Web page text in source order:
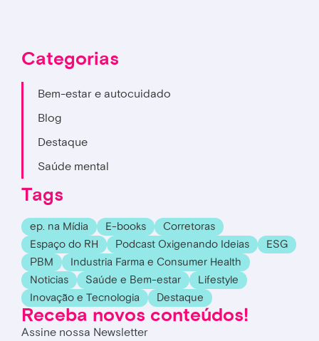
Categorias
Bem-estar e autocuidado
Blog
Destaque
Saúde mental
Tags
ep. na Mídia E-books
Corretoras
Espaço do RH
Podcast Oxigenando Ideias
ESG
PBM
Industria Farma e Consumer Health
Noticias
Saúde e Bem-estar
Lifestyle
Inovação e Tecnologia
Destaque
Receba novos conteúdos!
Assine nossa Newsletter